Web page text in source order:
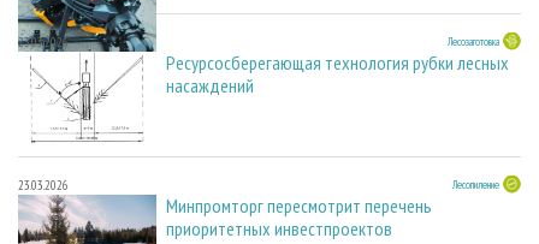
23.03.2026 Лесозаготовка
Ресурсосберегающая технология рубки лесных
насаждений
23.03.2026 Лесопиление
Минпромторг пересмотрит перечень
приоритетных инвестпроектов